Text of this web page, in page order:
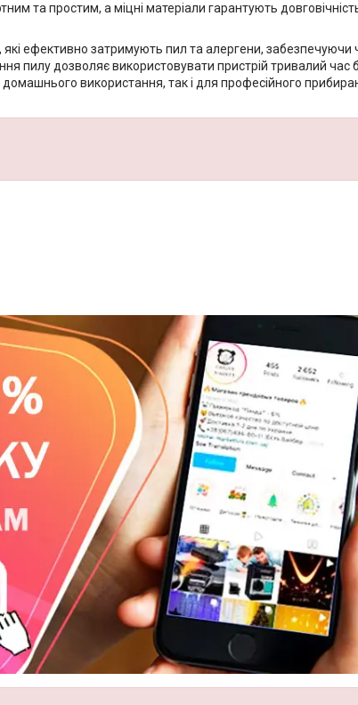
та простим, а міцні матеріали гарантують
ефективно затримують пил та алергени, забезпечуючи
пилу дозволяє використовувати пристрій тривалий час
використання, так і для професійного